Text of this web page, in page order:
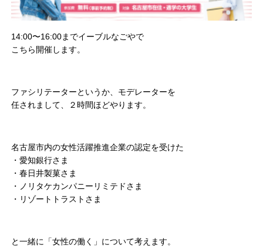
14:00〜16:00までイーブルなごやで
こちら開催します。
ファシリテーターというか、モデレーターを
任されまして、２時間ほどやります。
名古屋市内の女性活躍推進企業の認定を受けた
・愛知銀行さま
・春日井製菓さま
・ノリタケカンパニーリミテドさま
・リゾートトラストさま
と一緒に「女性の働く」について考えます。